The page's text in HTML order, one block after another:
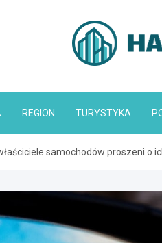
REGION TURYSTYKA
samochodów proszeni o